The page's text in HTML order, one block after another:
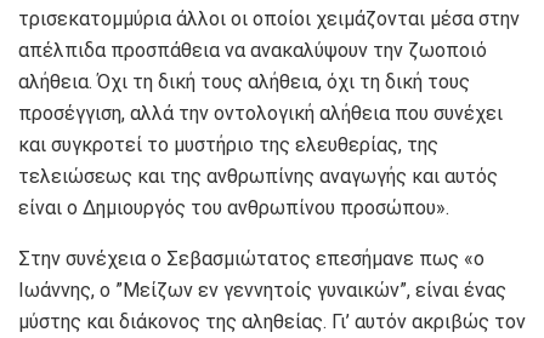
τρισεκατομμύρια άλλοι οι οποίοι χειμάζονται μέσα στην
απέλπιδα προσπάθεια να ανακαλύψουν την ζωοποιό
αλήθεια. Όχι τη δική τους αλήθεια, όχι τη δική τους
προσέγγιση, αλλά την οντολογική αλήθεια που συνέχει
και συγκροτεί το μυστήριο της ελευθερίας, της
τελειώσεως και της ανθρωπίνης αναγωγής και αυτός
είναι ο Δημιουργός του ανθρωπίνου προσώπου».
Στην συνέχεια ο Σεβασμιώτατος επεσήμανε πως «ο
Ιωάννης, ο ”Μείζων εν γεννητοίς γυναικών”, είναι ένας
μύστης και διάκονος της αληθείας. Γι’ αυτόν ακριβώς τον